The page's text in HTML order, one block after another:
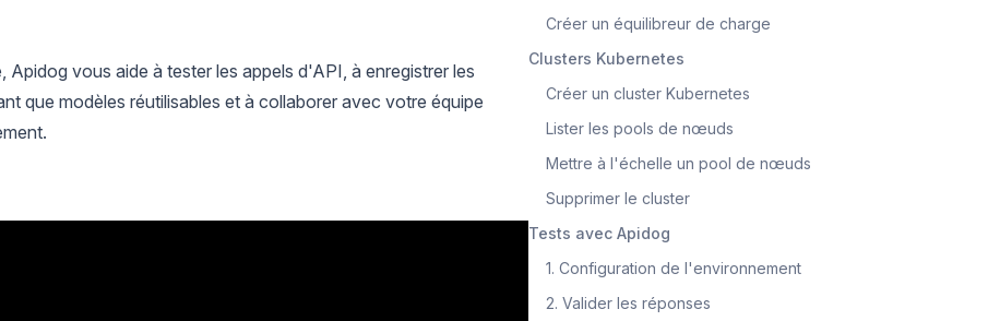
vous aide à tester les appels d'API, à enregistrer les
que modèles réutilisables et à collaborer avec votre équipe
Créer un équilibreur de charge
Clusters Kubernetes
Créer un cluster Kubernetes
Lister les pools de nœuds
Mettre à l'échelle un pool de nœuds
Supprimer le cluster
Tests avec Apidog
1. Configuration de l'environnement
2. Valider les réponses